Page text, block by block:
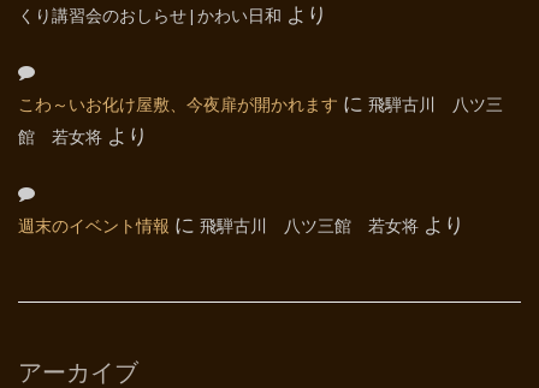
くり講習会のおしらせ | かわい日和 より
こわ～いお化け屋敷、今夜扉が開かれます に 飛騨古川 八ツ三
館 若女将 より
週末のイベント情報 に 飛騨古川 八ツ三館 若女将 より
アーカイブ